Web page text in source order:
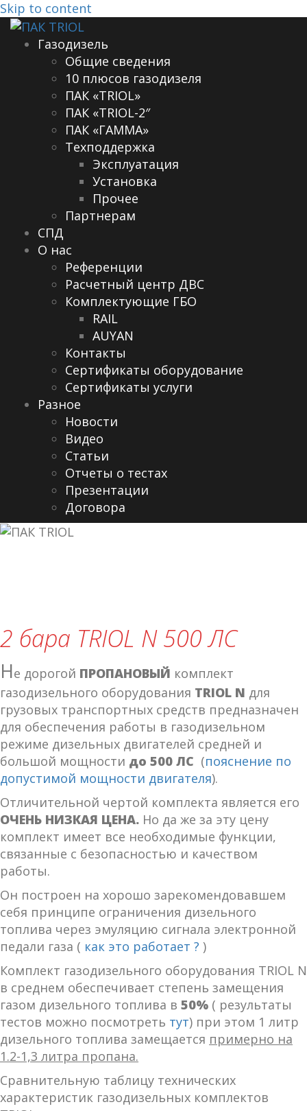
Skip to content
Газодизель
Общие сведения
10 плюсов газодизеля
ПАК «TRIOL»
ПАК «TRIOL-2″
ПАК «ГАММА»
Техподдержка
Эксплуатация
Установка
Прочее
Партнерам
СПД
О нас
Референции
Расчетный центр ДВС
Комплектующие ГБО
RAIL
AUYAN
Контакты
Сертификаты оборудование
Сертификаты услуги
Разное
Новости
Видео
Cтатьи
Отчеты о тестах
Презентации
Договора
2 бара TRIOL N 500 ЛС
Не дорогой ПРОПАНОВЫЙ комплект
газодизельного оборудования TRIOL N для
грузовых транспортных средств предназначен
для обеспечения работы в газодизельном
режиме дизельных двигателей средней и
большой мощности до 500 ЛС (пояснение по
допустимой мощности двигателя).
Отличительной чертой комплекта является его
ОЧЕНЬ НИЗКАЯ ЦЕНА. Но да же за эту цену
комплект имеет все необходимые функции,
связанные с безопасностью и качеством
работы.
Он построен на хорошо зарекомендовавшем
себя принципе ограничения дизельного
топлива через эмуляцию сигнала электронной
педали газа ( как это работает ? )
Комплект газодизельного оборудования TRIOL N
в среднем обеспечивает степень замещения
газом дизельного топлива в 50% ( результаты
тестов можно посмотреть тут) при этом 1 литр
дизельного топлива замещается примерно на
1.2-1,3 литра пропана.
Сравнительную таблицу технических
характеристик газодизельных комплектов